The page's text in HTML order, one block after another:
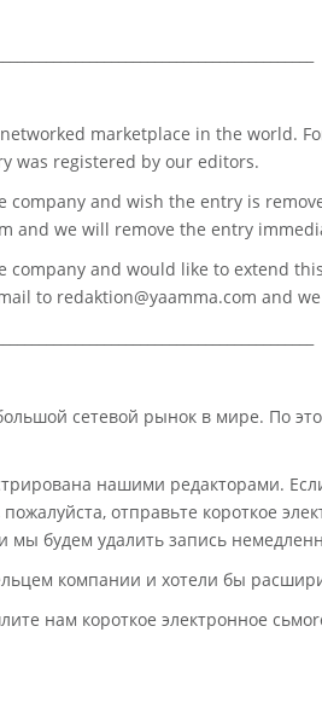
marketplace in the world.
was registered by our editors.
company and wish the entry is
and we will remove the entry
company and would like to extend
to redaktion@yaamma.com and
сетевой рынок в мире. По
нашими редакторами.
отправьте короткое
мы будем удалить запись
компании и хотели бы
нам короткое электронное